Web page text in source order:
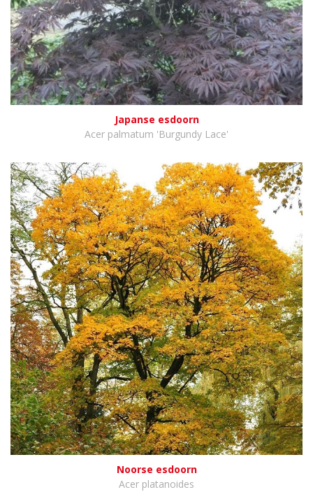
Japanse esdoorn
Acer palmatum 'Burgundy Lace'
Noorse esdoorn
Acer platanoides